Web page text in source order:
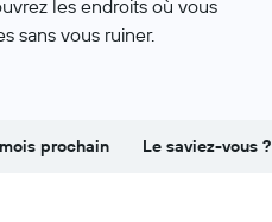
les endroits où vous
sans vous ruiner.
prochain Le saviez-vous ?